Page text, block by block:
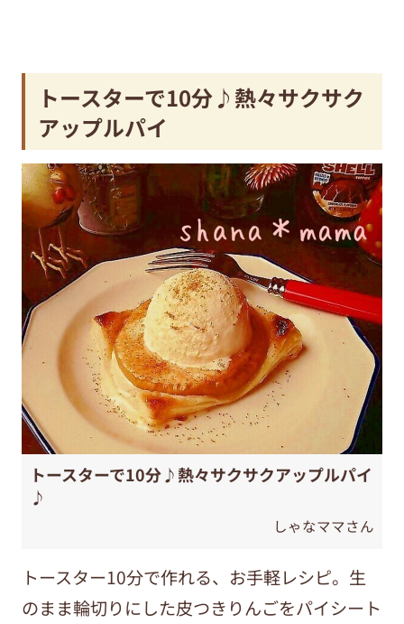
トースターで10分♪熱々サクサク
アップルパイ
トースターで10分♪熱々サクサクアップルパイ
♪
しゃなママさん
トースター10分で作れる、お手軽レシピ。生
のまま輪切りにした皮つきりんごをパイシート